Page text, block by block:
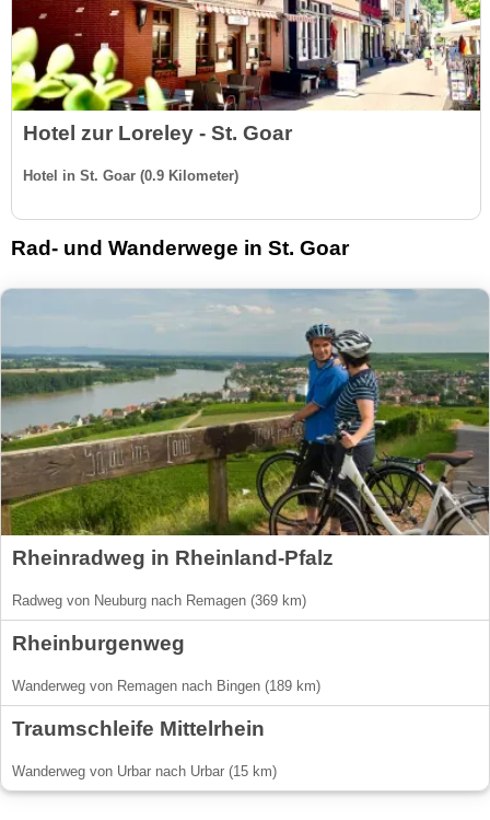
Hotel zur Loreley - St. Goar
Hotel in St. Goar (0.9 Kilometer)
Rad- und Wanderwege in St. Goar
Rheinradweg in Rheinland-Pfalz
Radweg von Neuburg nach Remagen (369 km)
Rheinburgenweg
Wanderweg von Remagen nach Bingen (189 km)
Traumschleife Mittelrhein
Wanderweg von Urbar nach Urbar (15 km)